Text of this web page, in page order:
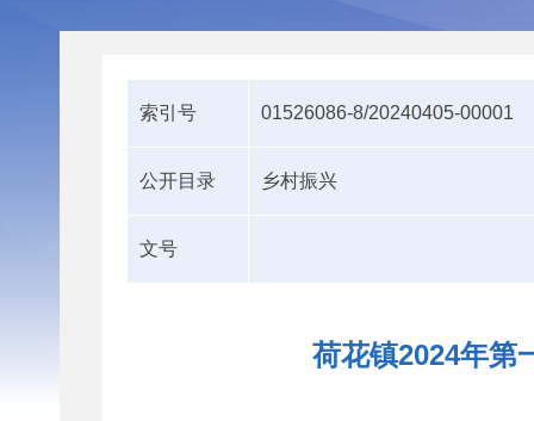
索引号 01526086-8/20240405-00001
公开目录 乡村振兴
文号
荷花镇2024年第